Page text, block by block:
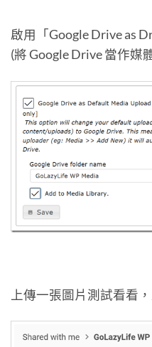
啟用「Google Drive as
(將 Google Drive 當作媒
上傳一張圖片測試看看